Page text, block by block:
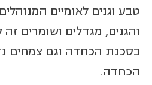
טבע וגנים לאומיים
והגנים, מגדלים ושומרים
בסכנת הכחדה וגם צמחים
הכחדה.